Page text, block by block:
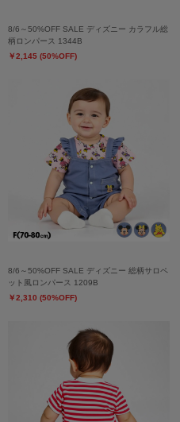
8/6～50%OFF SALE ディズニー カラフル総
柄ロンパース 1344B
￥2,145 (50%OFF)
8/6～50%OFF SALE ディズニー 総柄サロペ
ット風ロンパース 1209B
￥2,310 (50%OFF)